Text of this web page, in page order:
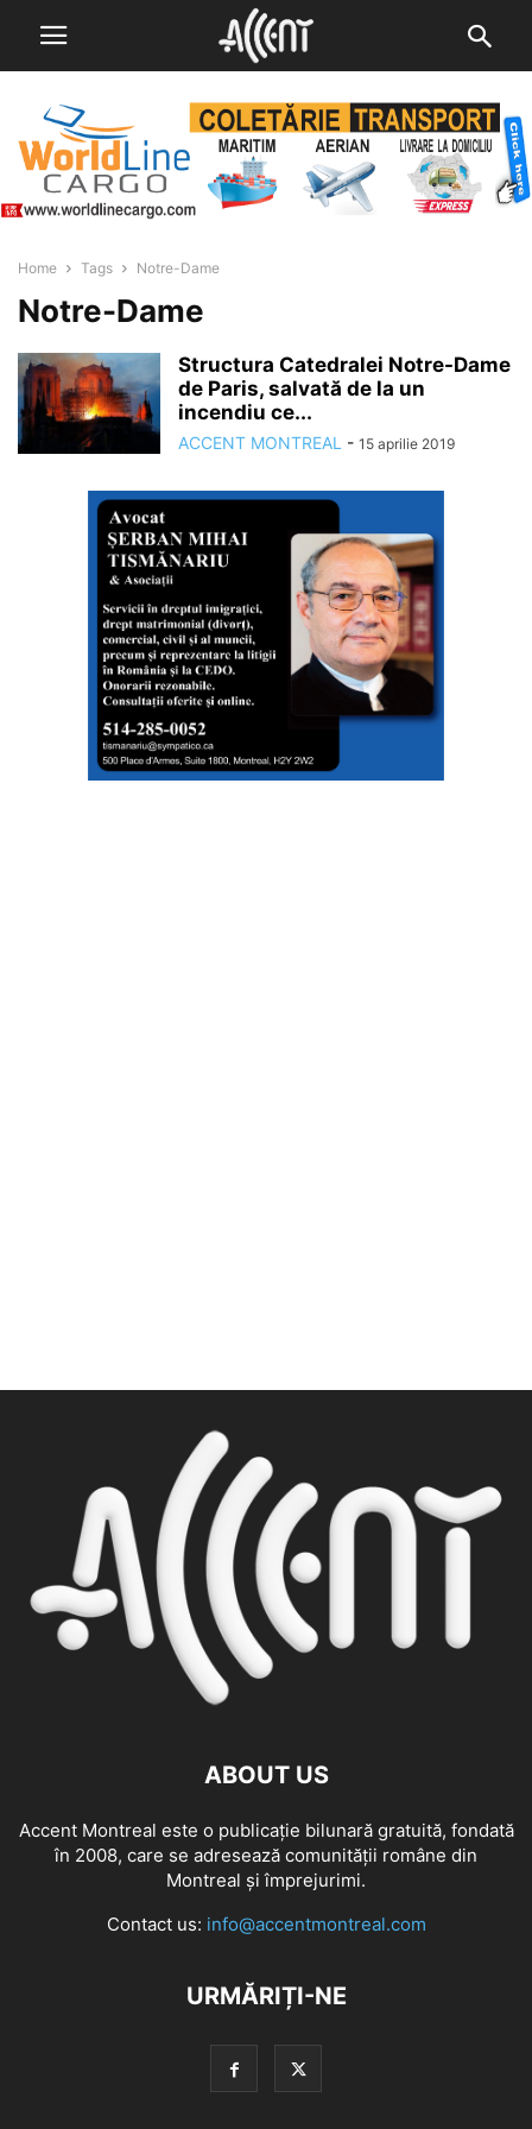
Home Tags Notre-Dame
Notre-Dame
Structura Catedralei Notre-Dame
de Paris, salvată de la un
incendiu ce...
ACCENT MONTREAL - 15 aprilie 2019
ABOUT US
Accent Montreal este o publicație bilunară gratuită, fondată
în 2008, care se adresează comunităţii române din
Montreal şi împrejurimi.
Contact us: info@accentmontreal.com
URMĂRIȚI-NE